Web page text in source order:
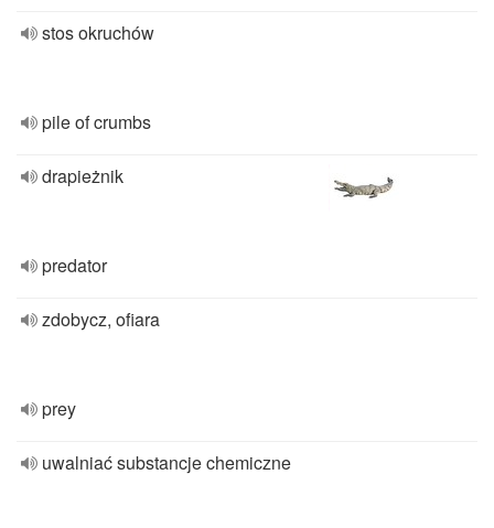
stos okruchów
pile of crumbs
drapieżnik
predator
zdobycz, ofiara
prey
uwalniać substancje chemiczne